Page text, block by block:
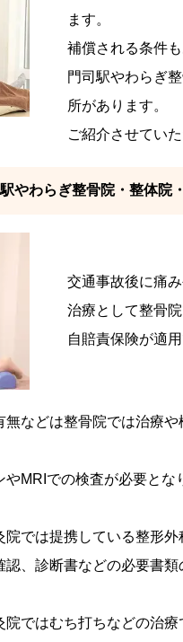
ます。
補償される条件
門司駅やわらぎ
所があります。
ご紹介させてい
やわらぎ整骨院・整体院
交通事故後に痛
治療として整骨
自賠責保険が適
などは整骨院では治療や
MRIでの検査が必要とな
では提携している整形外
、診断書などの必要書類
ではむち打ちなどの治療